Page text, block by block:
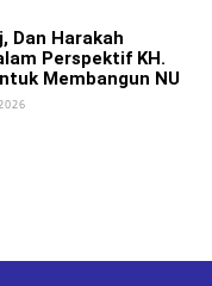
Dan Harakah
Perspektif KH.
Membangun NU